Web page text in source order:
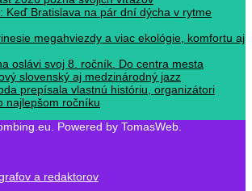
Keď Bratislava na pár dní dýcha v rytme
megahviezdy a viac ekológie, komfortu aj
oslávi svoj 8. ročník. Do centra mesta
slovenský aj medzinárodný jazz
prepísala vlastnú históriu, organizátori
najlepšom ročníku
Powered by TomasWeb.
a redaktorov